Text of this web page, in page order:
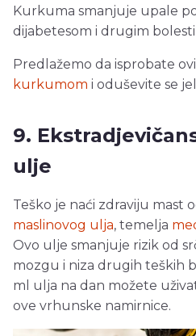
Kurkuma smanjuje upale
dijabetesom i drugim
Predlažemo da isprobate
kurkumom i oduševite se
9.
ulje
Teško je naći zdraviju mast
maslinovog ulja, temelja
Ovo ulje smanjuje rizik od
mozgu i niza drugih teških
ml ulja na dan možete
ove vrhunske namirnice.